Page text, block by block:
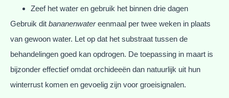
Zeef het water en gebruik het binnen drie dagen
Gebruik dit bananenwatereenmaal per twee weken in plaats
van gewoon water. Let op dat het substraat tussen de
behandelingen goed kan opdrogen. De toepassing in maart is
bijzonder effectief omdat orchideeën dan natuurlijk uit hun
winterrust komen en gevoelig zijn voor groeisignalen.